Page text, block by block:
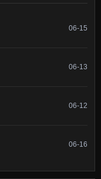
06-15
06-13
06-12
06-16